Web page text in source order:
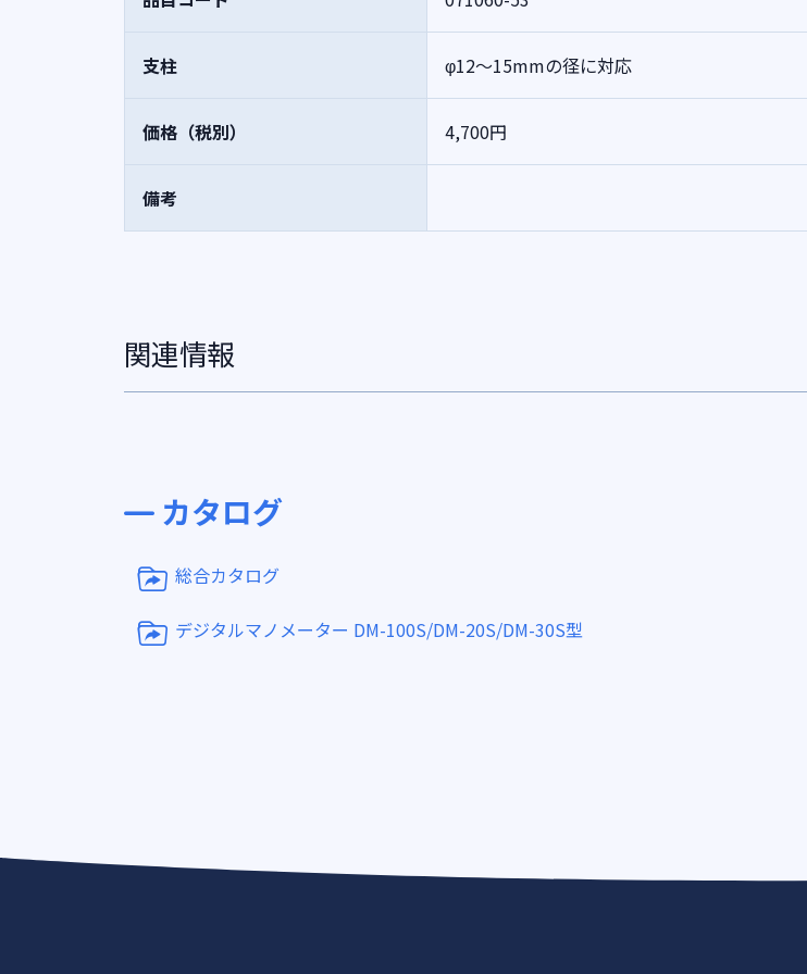
支柱 φ12～15mmの径に対応
価格（税別） 4,700円
備考
関連情報
カタログ
総合カタログ
デジタルマノメーター DM-100S/DM-20S/DM-30S型